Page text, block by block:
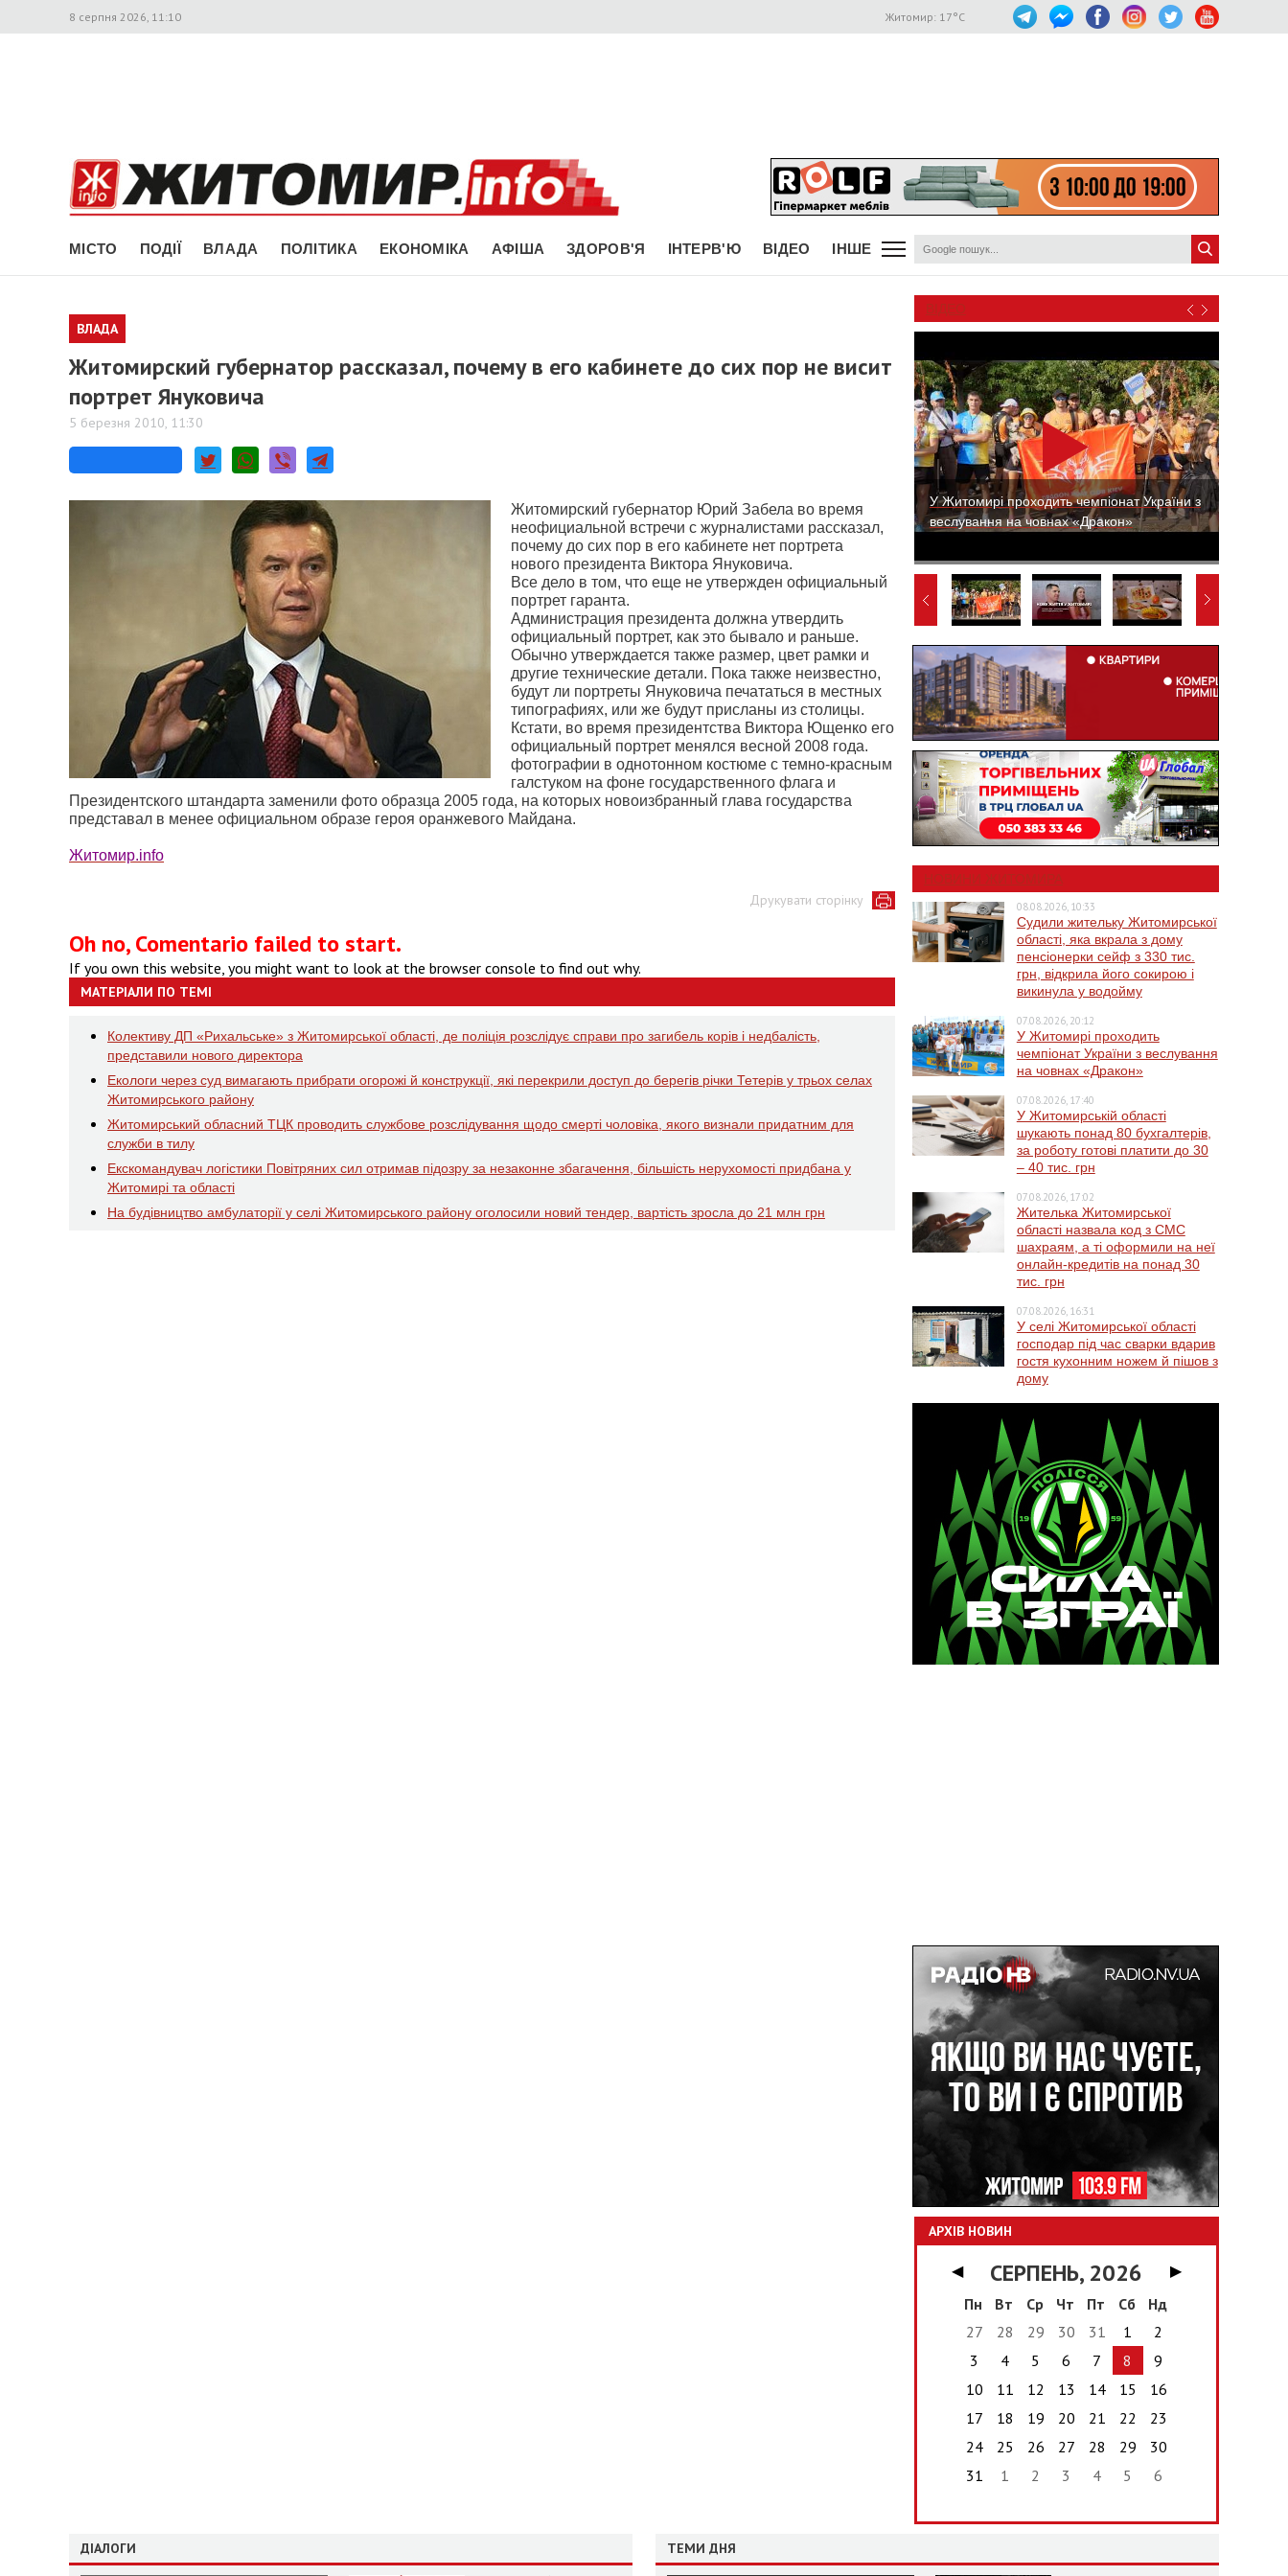
8 серпня 2026, 11:10 Житомир: 17°C
МІСТО ПОДІЇ ВЛАДА ПОЛІТИКА ЕКОНОМІКА АФІША ЗДОРОВ'Я ІНТЕРВ'Ю ВІДЕО ІНШЕ
ВЛАДА
Житомирский губернатор рассказал, почему в его кабинете до сих пор не висит
портрет Януковича
5 березня 2010, 11:30
Житомирский губернатор Юрий Забела во время
неофициальной встречи с журналистами рассказал,
почему до сих пор в его кабинете нет портрета
нового президента Виктора Януковича.
Все дело в том, что еще не утвержден официальный
портрет гаранта.
Администрация президента должна утвердить
официальный портрет, как это бывало и раньше.
Обычно утверждается также размер, цвет рамки и
другие технические детали. Пока также неизвестно,
будут ли портреты Януковича печататься в местных
типографиях, или же будут присланы из столицы.
Кстати, во время президентства Виктора Ющенко его
официальный портрет менялся весной 2008 года.
фотографии в однотонном костюме с темно-красным
галстуком на фоне государственного флага и
Президентского штандарта заменили фото образца 2005 года, на которых новоизбранный глава государства
представал в менее официальном образе героя оранжевого Майдана.
Житомир.info
Друкувати сторінку
Oh no, Comentario failed to start.
If you own this website, you might want to look at the browser console to find out why.
МАТЕРІАЛИ ПО ТЕМІ
Колективу ДП «Рихальське» з Житомирської області, де поліція розслідує справи про загибель корів і недбалість,
представили нового директора
Екологи через суд вимагають прибрати огорожі й конструкції, які перекрили доступ до берегів річки Тетерів у трьох селах
Житомирського району
Житомирський обласний ТЦК проводить службове розслідування щодо смерті чоловіка, якого визнали придатним для
служби в тилу
Екскомандувач логістики Повітряних сил отримав підозру за незаконне збагачення, більшість нерухомості придбана у
Житомирі та області
На будівництво амбулаторії у селі Житомирського району оголосили новий тендер, вартість зросла до 21 млн грн
ВІДЕО
У Житомирі проходить чемпіонат України з
веслування на човнах «Дракон»
НОВИНИ ЖИТОМИРА
08.08.2026, 10:33
Судили жительку Житомирської
області, яка вкрала з дому
пенсіонерки сейф з 330 тис.
грн, відкрила його сокирою і
викинула у водойму
07.08.2026, 20:12
У Житомирі проходить
чемпіонат України з веслування
на човнах «Дракон»
07.08.2026, 17:40
У Житомирській області
шукають понад 80 бухгалтерів,
за роботу готові платити до 30
– 40 тис. грн
07.08.2026, 17:02
Жителька Житомирської
області назвала код з СМС
шахраям, а ті оформили на неї
онлайн-кредитів на понад 30
тис. грн
07.08.2026, 16:31
У селі Житомирської області
господар під час сварки вдарив
гостя кухонним ножем й пішов з
дому
АРХІВ НОВИН
◀ СЕРПЕНЬ, 2026
▶
Пн
Вт Ср Чт Пт Сб
Нд
27
28 29 30 31 1
2
3
4 5 6 7 8
9
10
11 12 13 14 15
16
17
18 19 20 21 22
23
24
25 26 27 28 29
30
31
1 2 3 4 5 6
ДІАЛОГИ ТЕМИ ДНЯ